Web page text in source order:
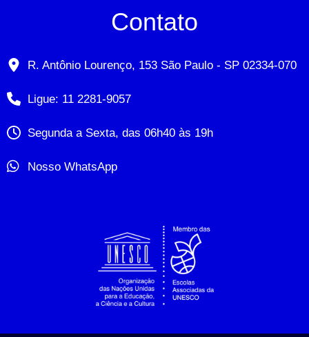
Contato
R. Antônio Lourenço, 153 São Paulo - SP 02334-070
Ligue: 11 2281-9057
Segunda a Sexta, das 06h40 às 19h
Nosso WhatsApp